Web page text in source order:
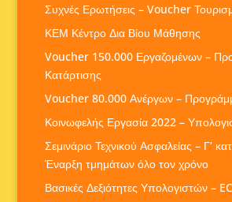
Συχνές Ερωτήσεις – Voucher
ΚΕΜ Κέντρο Δια Βίου Μάθησης
Voucher 150.000 Εργαζομένων –
Κατάρτισης
Voucher 80.000 Ανέργων –
Κοινωφελής Εργασία 2022 –
Σεμινάριο Τεχνικού Ασφαλείας – Γ’
Έναρξη τμημάτων όλο τον χρόνο
Βασικές Δεξιότητες Υπολογιστών –